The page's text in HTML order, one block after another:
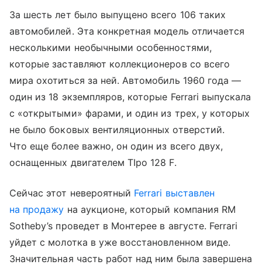
За шесть лет было выпущено всего 106 таких
автомобилей. Эта конкретная модель отличается
несколькими необычными особенностями,
которые заставляют коллекционеров со всего
мира охотиться за ней. Автомобиль 1960 года —
один из 18 экземпляров, которые Ferrari выпускала
с «открытыми» фарами, и один из трех, у которых
не было боковых вентиляционных отверстий.
Что еще более важно, он один из всего двух,
оснащенных двигателем TIpo 128 F.
Сейчас этот невероятный Ferrari выставлен
на продажу на аукционе, который компания RM
Sotheby’s проведет в Монтерее в августе. Ferrari
уйдет с молотка в уже восстановленном виде.
Значительная часть работ над ним была завершена